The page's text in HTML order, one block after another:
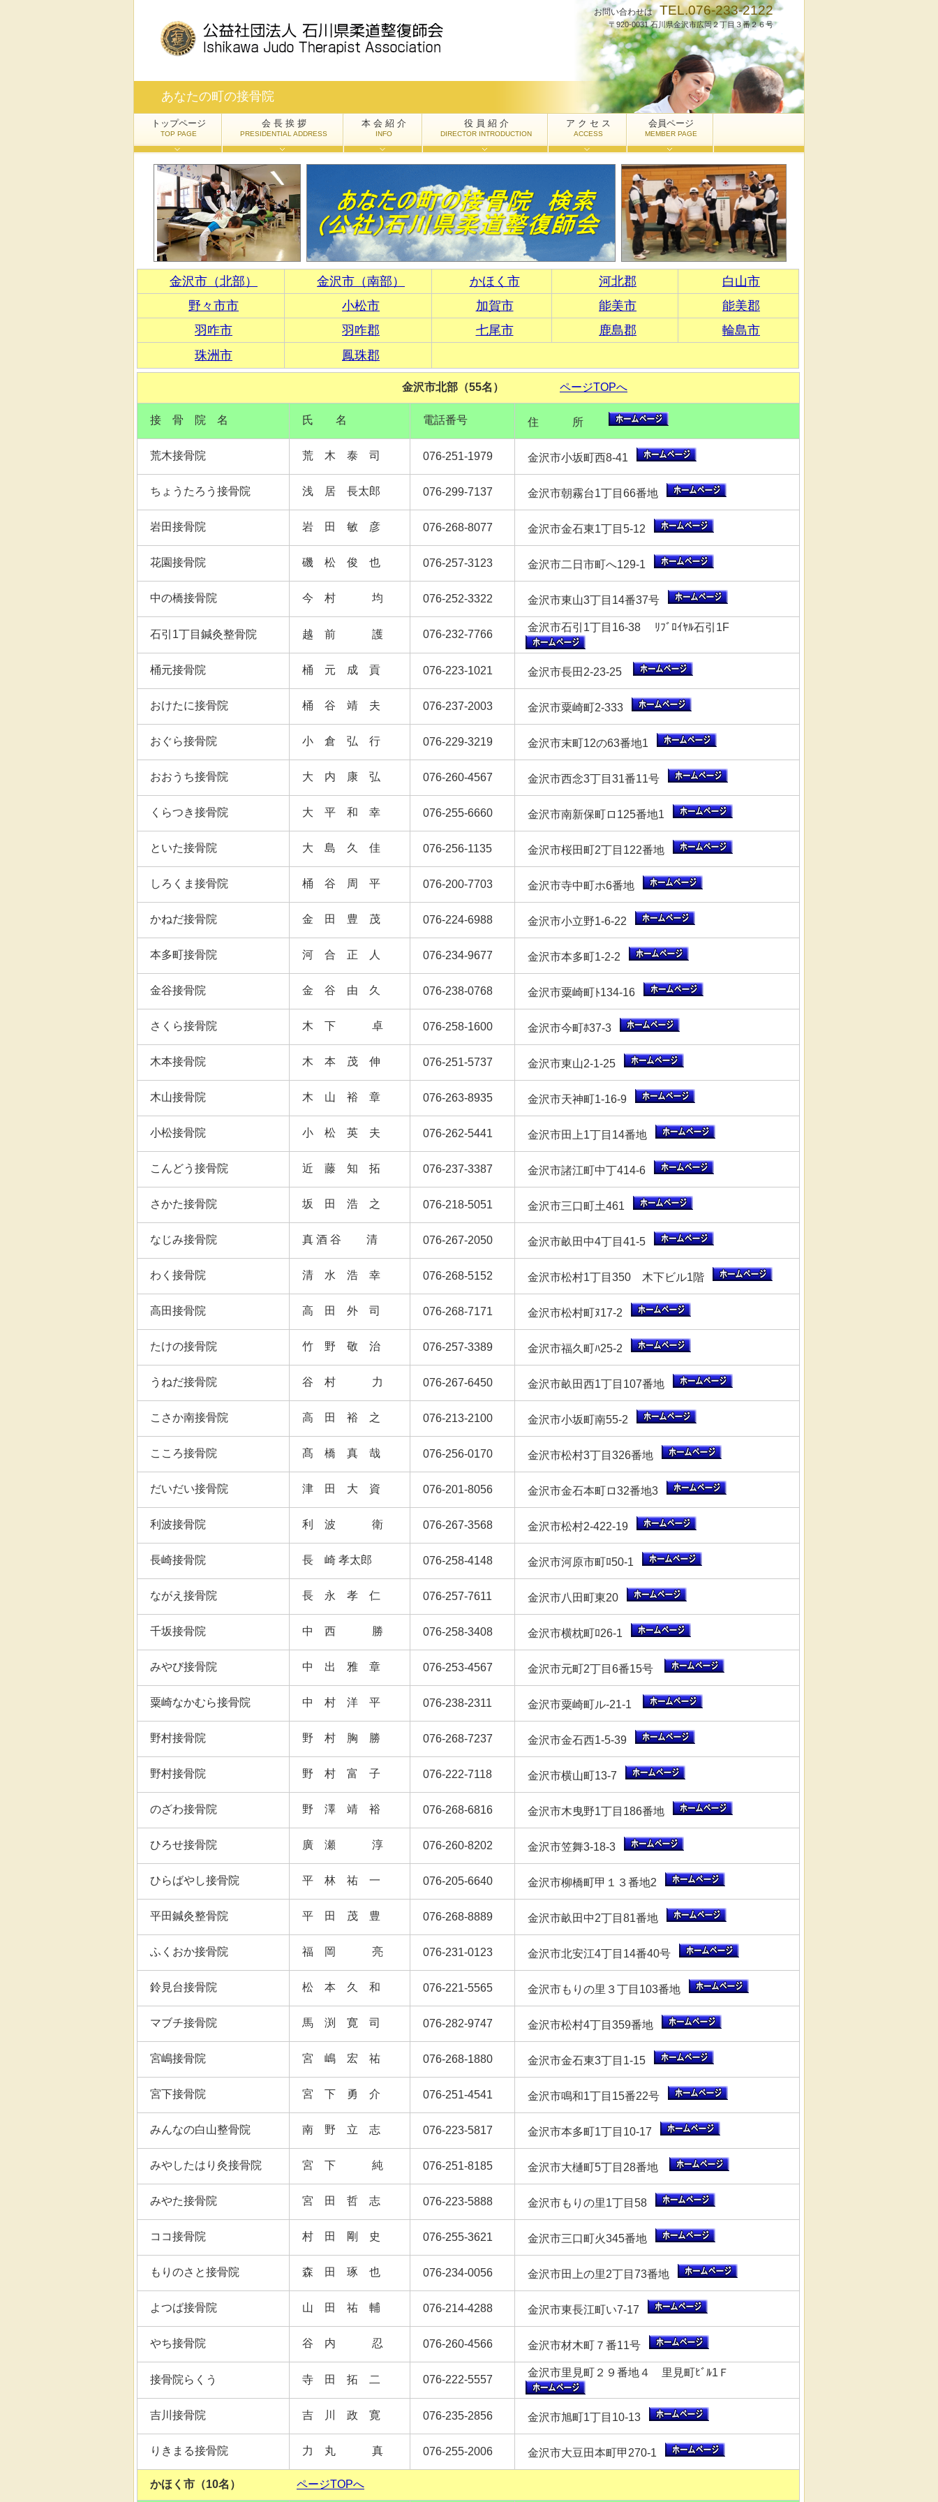
お問い合わせは TEL.076-233-2122
〒920-0031 石川県金沢市広岡２丁目３番２６号
あなたの町の接骨院
金沢市（北部） 金沢市（南部） かほく市 河北郡
白山市
野々市市
小松市 加賀市 能美市
能美郡
羽咋市
羽咋郡 七尾市 鹿島郡
輪島市
珠洲市
鳳珠郡
金沢市北部（55名） ページTOPへ
接 骨 院 名 氏 名 電話番号 住 所
荒木接骨院 荒 木 泰 司 076-251-1979 金沢市小坂町西8-41
ちょうたろう接骨院 浅 居 長太郎 076-299-7137 金沢市朝霧台1丁目66番地
岩田接骨院 岩 田 敏 彦 076-268-8077 金沢市金石東1丁目5-12
花園接骨院 磯 松 俊 也 076-257-3123 金沢市二日市町へ129-1
中の橋接骨院 今 村 均 076-252-3322 金沢市東山3丁目14番37号
石引1丁目鍼灸整骨院 越 前 護 076-232-7766
金沢市石引1丁目16-38 ﾘﾌﾞﾛｲﾔﾙ石引1F
桶元接骨院 桶 元 成 貢 076-223-1021 金沢市長田2-23-25
おけたに接骨院 桶 谷 靖 夫 076-237-2003 金沢市粟崎町2-333
おぐら接骨院 小 倉 弘 行 076-229-3219 金沢市末町12の63番地1
おおうち接骨院 大 内 康 弘 076-260-4567 金沢市西念3丁目31番11号
くらつき接骨院 大 平 和 幸 076-255-6660 金沢市南新保町ロ125番地1
といた接骨院 大 島 久 佳 076-256-1135 金沢市桜田町2丁目122番地
しろくま接骨院 桶 谷 周 平 076-200-7703 金沢市寺中町ホ6番地
かねだ接骨院 金 田 豊 茂 076-224-6988 金沢市小立野1-6-22
本多町接骨院 河 合 正 人 076-234-9677 金沢市本多町1-2-2
金谷接骨院 金 谷 由 久 076-238-0768 金沢市粟崎町ﾄ134-16
さくら接骨院 木 下 卓 076-258-1600 金沢市今町ﾎ37-3
木本接骨院 木 本 茂 伸 076-251-5737 金沢市東山2-1-25
木山接骨院 木 山 裕 章 076-263-8935 金沢市天神町1-16-9
小松接骨院 小 松 英 夫 076-262-5441 金沢市田上1丁目14番地
こんどう接骨院 近 藤 知 拓 076-237-3387 金沢市諸江町中丁414-6
さかた接骨院 坂 田 浩 之 076-218-5051 金沢市三口町土461
なじみ接骨院 真 酒 谷 清 076-267-2050 金沢市畝田中4丁目41-5
わく接骨院 清 水 浩 幸 076-268-5152 金沢市松村1丁目350 木下ビル1階
高田接骨院 高 田 外 司 076-268-7171 金沢市松村町ﾇ17-2
たけの接骨院 竹 野 敬 治 076-257-3389 金沢市福久町ﾊ25-2
うねだ接骨院 谷 村 力 076-267-6450 金沢市畝田西1丁目107番地
こさか南接骨院 高 田 裕 之 076-213-2100 金沢市小坂町南55-2
こころ接骨院 髙 橋 真 哉 076-256-0170 金沢市松村3丁目326番地
だいだい接骨院 津 田 大 資 076-201-8056 金沢市金石本町ロ32番地3
利波接骨院 利 波 衛 076-267-3568 金沢市松村2-422-19
長崎接骨院 長 崎 孝太郎 076-258-4148 金沢市河原市町ﾛ50-1
ながえ接骨院 長 永 孝 仁 076-257-7611 金沢市八田町東20
千坂接骨院 中 西 勝 076-258-3408 金沢市横枕町ﾛ26-1
みやび接骨院 中 出 雅 章 076-253-4567 金沢市元町2丁目6番15号
粟崎なかむら接骨院 中 村 洋 平 076-238-2311 金沢市粟崎町ル-21-1
野村接骨院 野 村 胸 勝 076-268-7237 金沢市金石西1-5-39
野村接骨院 野 村 富 子 076-222-7118 金沢市横山町13-7
のざわ接骨院 野 澤 靖 裕 076-268-6816 金沢市木曳野1丁目186番地
ひろせ接骨院 廣 瀬 淳 076-260-8202 金沢市笠舞3-18-3
ひらばやし接骨院 平 林 祐 一 076-205-6640 金沢市柳橋町甲１３番地2
平田鍼灸整骨院 平 田 茂 豊 076-268-8889 金沢市畝田中2丁目81番地
ふくおか接骨院 福 岡 亮 076-231-0123 金沢市北安江4丁目14番40号
鈴見台接骨院 松 本 久 和 076-221-5565 金沢市もりの里３丁目103番地
マブチ接骨院 馬 渕 寛 司 076-282-9747 金沢市松村4丁目359番地
宮嶋接骨院 宮 嶋 宏 祐 076-268-1880 金沢市金石東3丁目1-15
宮下接骨院 宮 下 勇 介 076-251-4541 金沢市鳴和1丁目15番22号
みんなの白山整骨院 南 野 立 志 076-223-5817 金沢市本多町1丁目10-17
みやしたはり灸接骨院 宮 下 純 076-251-8185 金沢市大樋町5丁目28番地
みやた接骨院 宮 田 哲 志 076-223-5888 金沢市もりの里1丁目58
ココ接骨院 村 田 剛 史 076-255-3621 金沢市三口町火345番地
もりのさと接骨院 森 田 琢 也 076-234-0056 金沢市田上の里2丁目73番地
よつば接骨院 山 田 祐 輔 076-214-4288 金沢市東長江町い7-17
やち接骨院 谷 内 忍 076-260-4566 金沢市材木町７番11号
接骨院らくう 寺 田 拓 二 076-222-5557
金沢市里見町２９番地４ 里見町ﾋﾞﾙ1Ｆ
吉川接骨院 吉 川 政 寛 076-235-2856 金沢市旭町1丁目10-13
りきまる接骨院 力 丸 真 076-255-2006 金沢市大豆田本町甲270-1
かほく市（10名） ページTOPへ
トップページ
TOP PAGE
会 長 挨 拶
PRESIDENTIAL ADDRESS
本 会 紹 介
INFO
役 員 紹 介
DIRECTOR INTRODUCTION
ア ク セ ス
ACCESS
会員ページ
MEMBER PAGE